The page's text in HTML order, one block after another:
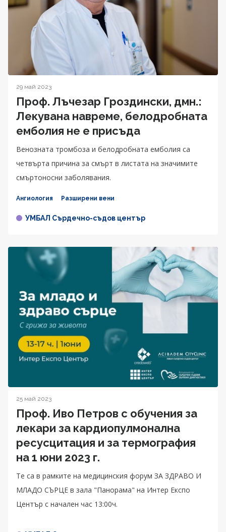
29 май 2023
Проф. Лъчезар Гроздински, дмн.:
Лекувана навреме, белодробната
емболия не е присъда
Венозната тромбоза и белодробната емболия са
четвърта причина за смърт в листата на значимите
смъртоносни заболявания.
Ангиология Разширени вени
УМБАЛ Сърдечно-съдов център
25 май 2023
Проф. Иво Петров с обучения за
лекари за кардиопулмонална
ресусцитация и за термография
на 1 юни 2023 г.
Те са в рамките на медицинския форум ЗА ЗДРАВО И
МЛАДО СЪРЦЕ в зала "Панорама" на Интер Експо
Център с начален час 13:00ч.